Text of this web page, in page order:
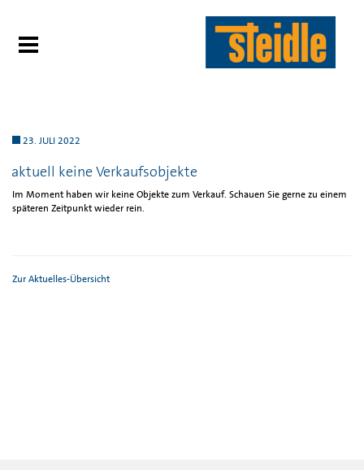
23. JULI 2022
aktuell keine Verkaufsobjekte
Im Moment haben wir keine Objekte zum Verkauf. Schauen Sie gerne zu einem
späteren Zeitpunkt wieder rein.
Zur Aktuelles-Übersicht